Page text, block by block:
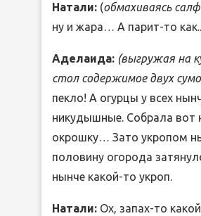
Натали: (обмахиваясь
ну и жара… А парит-то
Аделаида: (выгружая на
стол содержимое двух
пекло! А огурцы у всех
никудышные. Собрала вот
окрошку… Зато укропом
половину огорода
нынче какой-то укроп.
Натали: Ох, запах-то